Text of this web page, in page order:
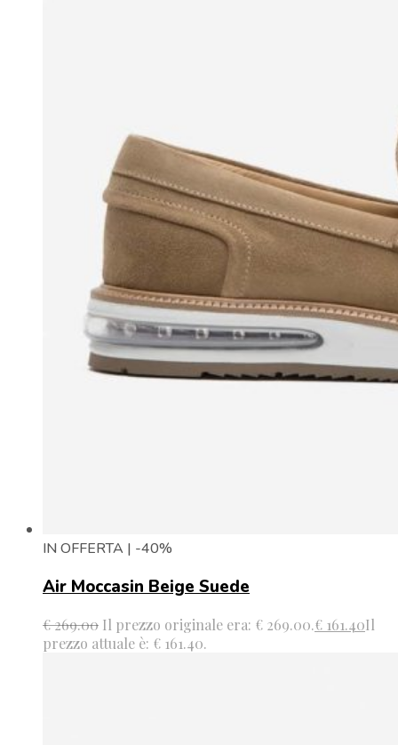
IN OFFERTA | -40%
Air Moccasin Beige Suede
€269.00 Il prezzo originale era: € 269.00.€ 161.40Il
prezzo attuale è: € 161.40.